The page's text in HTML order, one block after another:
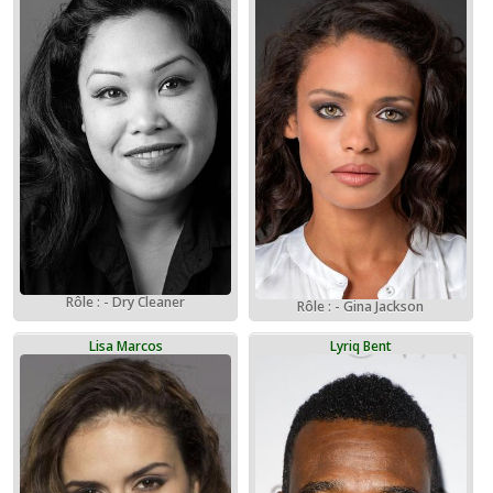
Rôle : - Dry Cleaner Rôle : - Gina Jackson
Lisa Marcos Lyriq Bent